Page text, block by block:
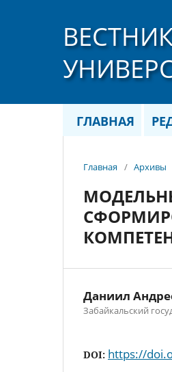
ГЛАВНАЯ
Главная / Архивы
Даниил
Забайкальский
DOI: https://